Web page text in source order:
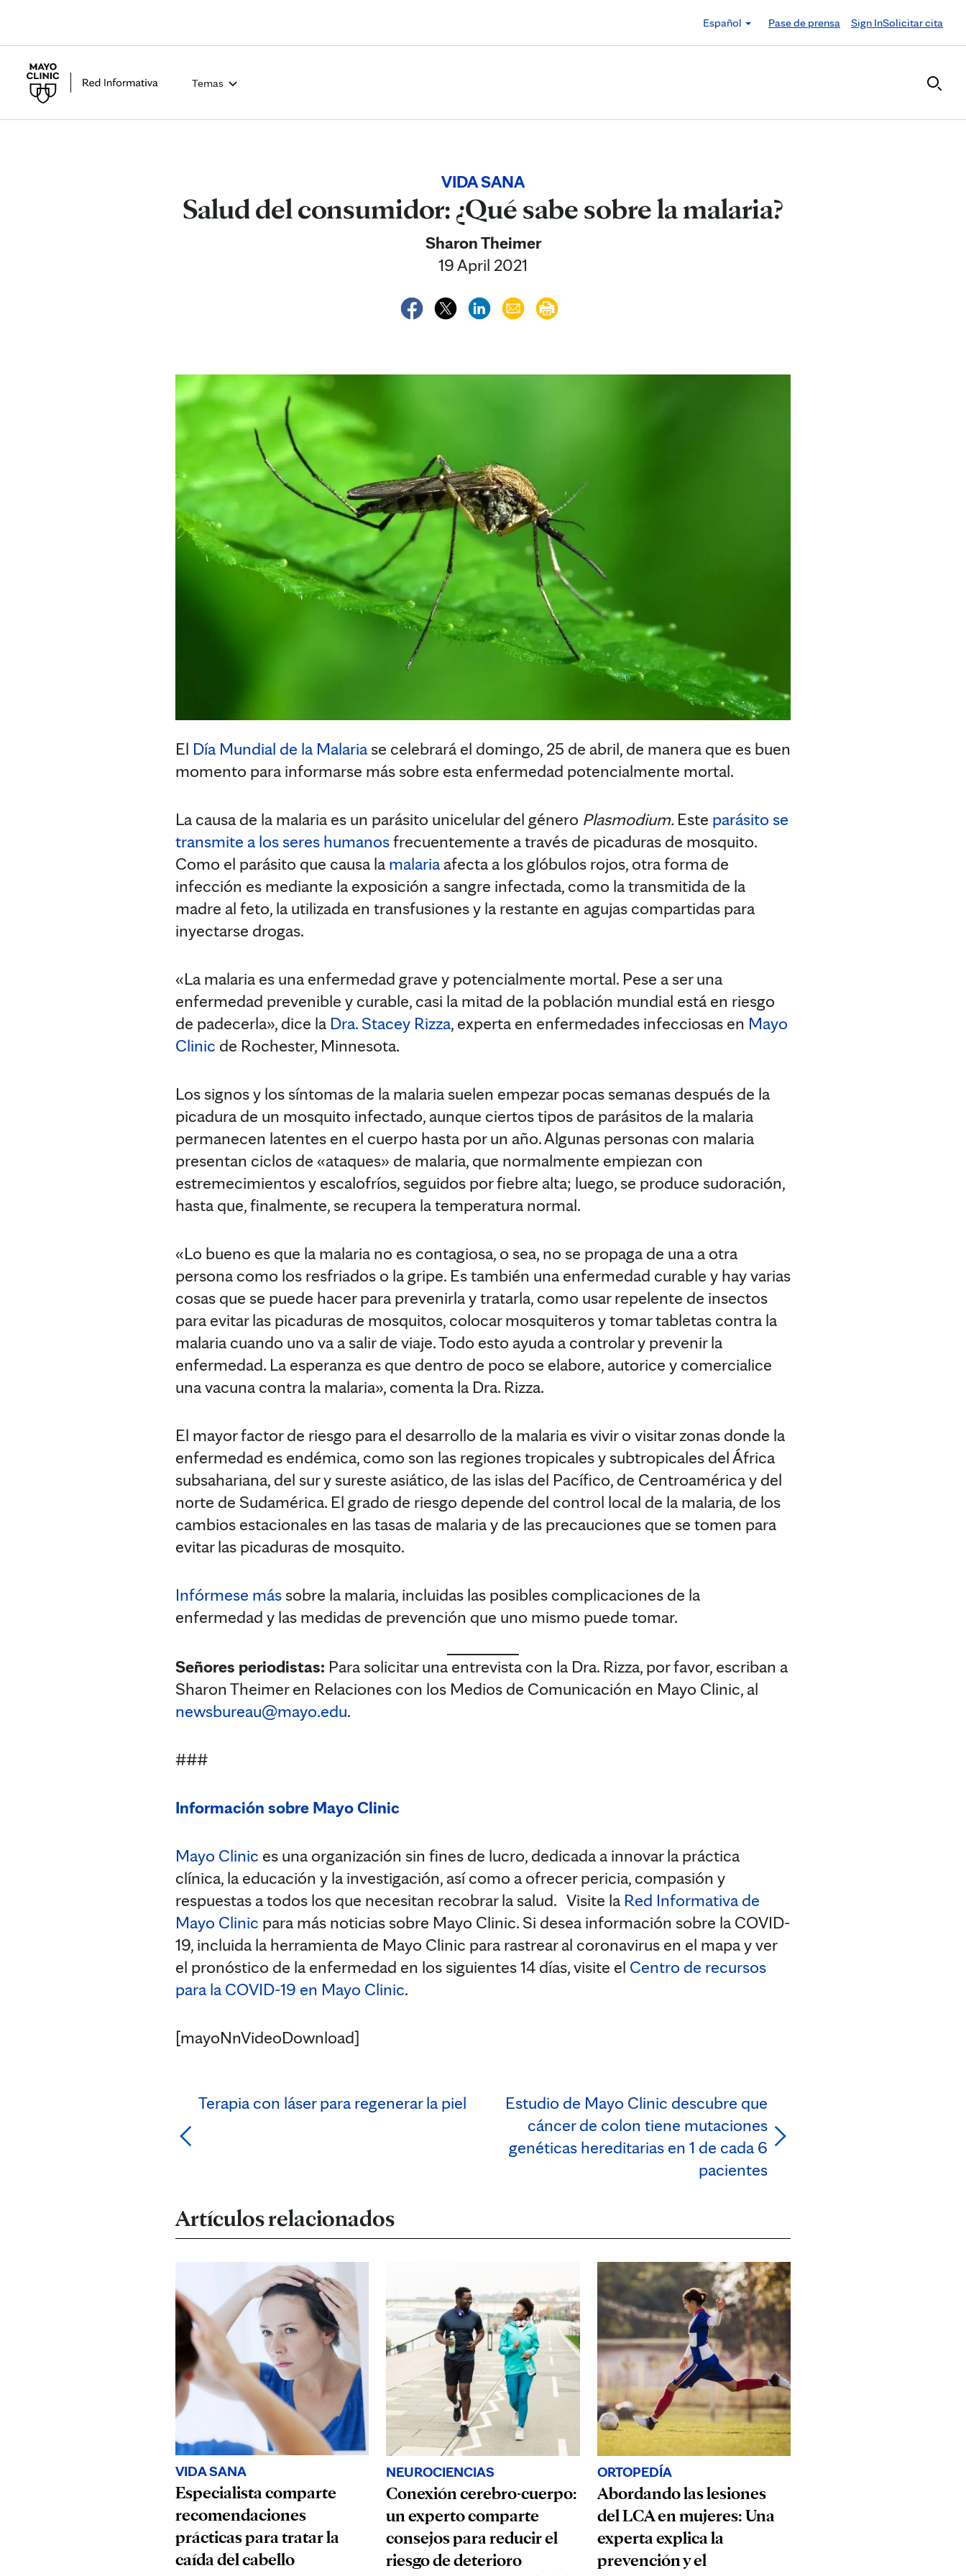
Español
Pase de prensa Sign InSolicitar cita
Temas
VIDA SANA
Salud del consumidor: ¿Qué sabe sobre la malaria?
Sharon Theimer
19 April 2021
El Día Mundial de la Malaria se celebrará el domingo, 25 de abril, de manera que es buen
momento para informarse más sobre esta enfermedad potencialmente mortal.
La causa de la malaria es un parásito unicelular del género Plasmodium. Este parásito se
transmite a los seres humanosfrecuentemente a través de picaduras de mosquito.
Como el parásito que causa la malaria afecta a los glóbulos rojos, otra forma de
infección es mediante la exposición a sangre infectada, como la transmitida de la
madre al feto, la utilizada en transfusiones y la restante en agujas compartidas para
inyectarse drogas.
«La malaria es una enfermedad grave y potencialmente mortal. Pese a ser una
enfermedad prevenible y curable, casi la mitad de la población mundial está en riesgo
de padecerla», dice la Dra. Stacey Rizza, experta en enfermedades infecciosas en Mayo
Clinic de Rochester, Minnesota.
Los signos y los síntomas de la malaria suelen empezar pocas semanas después de la
picadura de un mosquito infectado, aunque ciertos tipos de parásitos de la malaria
permanecen latentes en el cuerpo hasta por un año. Algunas personas con malaria
presentan ciclos de «ataques» de malaria, que normalmente empiezan con
estremecimientos y escalofríos, seguidos por fiebre alta; luego, se produce sudoración,
hasta que, finalmente, se recupera la temperatura normal.
«Lo bueno es que la malaria no es contagiosa, o sea, no se propaga de una a otra
persona como los resfriados o la gripe. Es también una enfermedad curable y hay varias
cosas que se puede hacer para prevenirla y tratarla, como usar repelente de insectos
para evitar las picaduras de mosquitos, colocar mosquiteros y tomar tabletas contra la
malaria cuando uno va a salir de viaje. Todo esto ayuda a controlar y prevenir la
enfermedad. La esperanza es que dentro de poco se elabore, autorice y comercialice
una vacuna contra la malaria», comenta la Dra. Rizza.
El mayor factor de riesgo para el desarrollo de la malaria es vivir o visitar zonas donde la
enfermedad es endémica, como son las regiones tropicales y subtropicales del África
subsahariana, del sur y sureste asiático, de las islas del Pacífico, de Centroamérica y del
norte de Sudamérica. El grado de riesgo depende del control local de la malaria, de los
cambios estacionales en las tasas de malaria y de las precauciones que se tomen para
evitar las picaduras de mosquito.
Infórmese más sobre la malaria, incluidas las posibles complicaciones de la
enfermedad y las medidas de prevención que uno mismo puede tomar.
Señores periodistas: Para solicitar una entrevista con la Dra. Rizza, por favor, escriban a
Sharon Theimer en Relaciones con los Medios de Comunicación en Mayo Clinic, al
newsbureau@mayo.edu.
###
Información sobre Mayo Clinic
Mayo Clinic es una organización sin fines de lucro, dedicada a innovar la práctica
clínica, la educación y la investigación, así como a ofrecer pericia, compasión y
respuestas a todos los que necesitan recobrar la salud. Visite la Red Informativa de
Mayo Clinic para más noticias sobre Mayo Clinic. Si desea información sobre la COVID-
19, incluida la herramienta de Mayo Clinic para rastrear al coronavirus en el mapa y ver
el pronóstico de la enfermedad en los siguientes 14 días, visite el Centro de recursos
para la COVID-19 en Mayo Clinic.
[mayoNnVideoDownload]
Terapia con láser para regenerar la piel
Estudio de Mayo Clinic descubre que
cáncer de colon tiene mutaciones
genéticas hereditarias en 1 de cada 6
pacientes
Artículos relacionados
VIDA SANA
Especialista comparte
recomendaciones
prácticas para tratar la
caída del cabello
NEUROCIENCIAS
Conexión cerebro-cuerpo:
un experto comparte
consejos para reducir el
riesgo de deterioro
ORTOPEDÍA
Abordando las lesiones
del LCA en mujeres: Una
experta explica la
prevención y el